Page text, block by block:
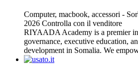
Computer, macbook, accessori -
2026 Controlla con il venditore
RIYAADA Academy is a premier
governance, executive education,
development in Somalia. We